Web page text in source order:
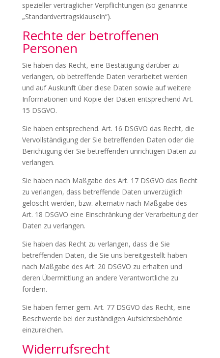
spezieller vertraglicher Verpflichtungen (so genannte
„Standardvertragsklauseln“).
Rechte der betroffenen
Personen
Sie haben das Recht, eine Bestätigung darüber zu
verlangen, ob betreffende Daten verarbeitet werden
und auf Auskunft über diese Daten sowie auf weitere
Informationen und Kopie der Daten entsprechend Art.
15 DSGVO.
Sie haben entsprechend. Art. 16 DSGVO das Recht, die
Vervollständigung der Sie betreffenden Daten oder die
Berichtigung der Sie betreffenden unrichtigen Daten zu
verlangen.
Sie haben nach Maßgabe des Art. 17 DSGVO das Recht
zu verlangen, dass betreffende Daten unverzüglich
gelöscht werden, bzw. alternativ nach Maßgabe des
Art. 18 DSGVO eine Einschränkung der Verarbeitung der
Daten zu verlangen.
Sie haben das Recht zu verlangen, dass die Sie
betreffenden Daten, die Sie uns bereitgestellt haben
nach Maßgabe des Art. 20 DSGVO zu erhalten und
deren Übermittlung an andere Verantwortliche zu
fordern.
Sie haben ferner gem. Art. 77 DSGVO das Recht, eine
Beschwerde bei der zuständigen Aufsichtsbehörde
einzureichen.
Widerrufsrecht